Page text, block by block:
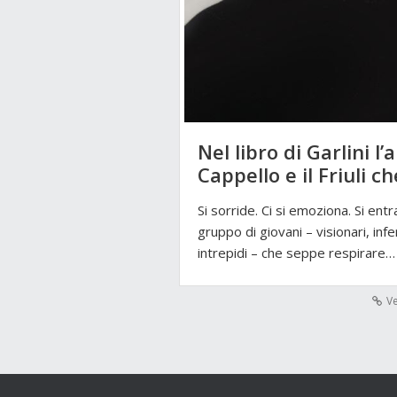
Nel libro di Garlini
Cappello e il Friuli
Si sorride. Ci si emoziona. Si
gruppo di giovani – visionari,
intrepidi – che seppe respirare…